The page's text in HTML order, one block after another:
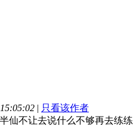
| 只看该作者
仙不让去说什么不够再去练练